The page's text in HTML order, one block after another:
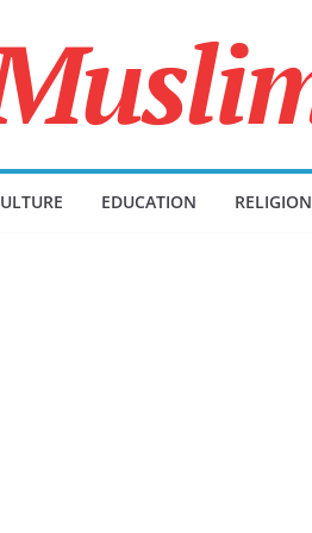
EDUCATION RELIGION